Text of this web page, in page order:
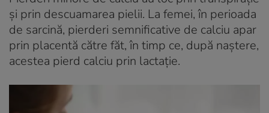
și prin descuamarea pielii. La femei, în perioada
de sarcină, pierderi semnificative de calciu apar
prin placentă către făt, în timp ce, după naștere,
acestea pierd calciu prin lactație.